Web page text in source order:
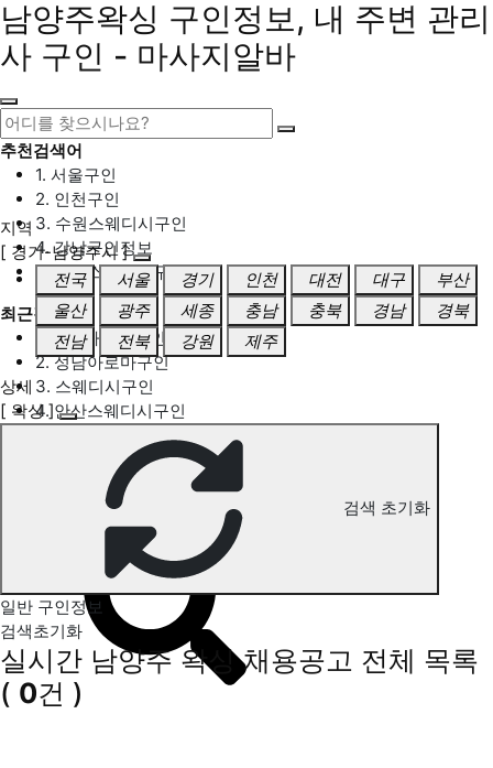
남양주왁싱 구인정보, 내 주변 관리
사 구인 - 마사지알바
추천검색어
1. 서울구인
2. 인천구인
3. 수원스웨디시구인
4. 강남구인정보
5. 동탄스웨디시구인
최근검색어
1. 일산마사지구인
2. 성남아로마구인
3. 스웨디시구인
4. 안산스웨디시구인
남양주 왁싱 구인정보
지역
[ 경기-남양주시 ]
전국
서울 경기 인천 대전 대구
부산
울산
광주 세종 충남 충북 경남
경북
전남
전북 강원 제주
상세
[ 왁싱 ]
검색 초기화
일반 구인정보
검색초기화
실시간 남양주 왁싱 채용공고 전체 목록
( 0건 )